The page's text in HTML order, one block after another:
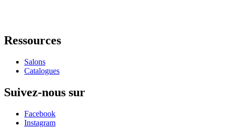
Ressources
Salons
Catalogues
Suivez-nous sur
Facebook
Instagram